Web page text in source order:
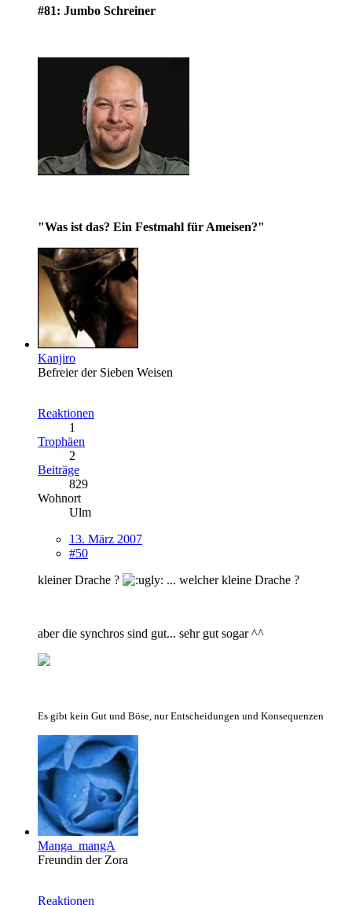
#81: Jumbo Schreiner
"Was ist das? Ein Festmahl für Ameisen?"
Kanjiro
Befreier der Sieben Weisen
Reaktionen
1
Trophäen
2
Beiträge
829
Wohnort
Ulm
13. März 2007
#50
kleiner Drache ?
... welcher kleine Drache ?
aber die synchros sind gut... sehr gut sogar ^^
Es gibt kein Gut und Böse, nur Entscheidungen und Konsequenzen
Manga_mangA
Freundin der Zora
Reaktionen